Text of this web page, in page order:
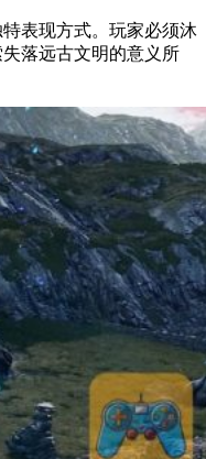
表现方式。玩家必须沐
落远古文明的意义所